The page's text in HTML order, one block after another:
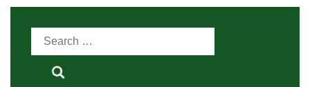
Search